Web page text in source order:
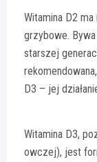
Witamina D2
grzybowe.
starszej
D3 – jej
Witamina D3,
owczej), jest